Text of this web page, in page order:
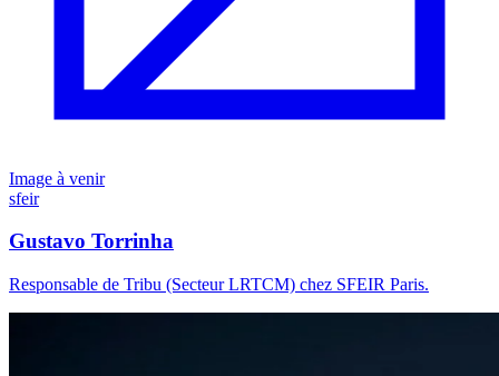
Image à venir
sfeir
Gustavo Torrinha
Responsable de Tribu (Secteur LRTCM) chez SFEIR Paris.